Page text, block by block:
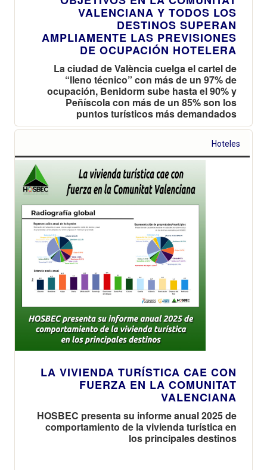
VALENCIANA Y TODOS LOS
DESTINOS SUPERAN
AMPLIAMENTE LAS PREVISIONES
DE OCUPACIÓN HOTELERA
La ciudad de València cuelga el cartel de
“lleno técnico” con más de un 97% de
ocupación, Benidorm sube hasta el 90% y
Peñíscola con más de un 85% son los
puntos turísticos más demandados
Hoteles
LA VIVIENDA TURÍSTICA CAE CON
FUERZA EN LA COMUNITAT
VALENCIANA
HOSBEC presenta su informe anual 2025 de
comportamiento de la vivienda turística en
los principales destinos